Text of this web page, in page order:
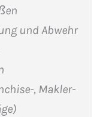
und Abwehr
, Makler-